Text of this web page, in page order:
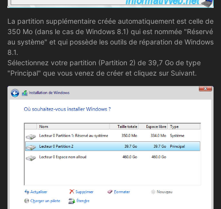
La partition supplémentaire créée automatiquement est celle de
350 Mo (dans le cas de Windows 8.1) qui est nommée "Réservé
au système" et qui possède les outils de réparation de Windows
8.1.
Sélectionnez votre partition (Partition 2) de 39,7 Go de type
"Principal" que vous venez de créer et cliquez sur Suivant.